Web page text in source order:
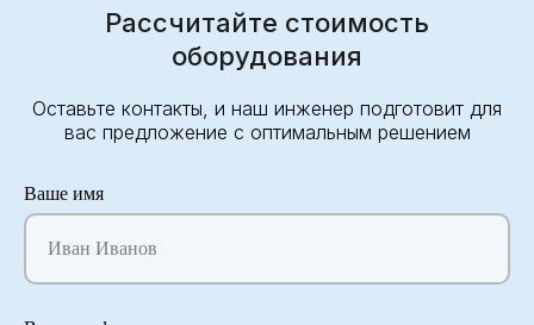
Рассчитайте стоимость
оборудования
Оставьте контакты, и наш инженер подготовит для
вас предложение с оптимальным решением
Ваше имя
Иван Иванов